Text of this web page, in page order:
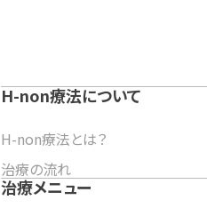
H-non療法について
H-non療法とは？
治療の流れ
治療メニュー